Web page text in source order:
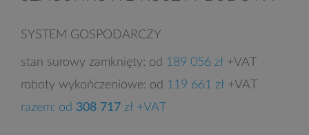
SYSTEM GOSPODARCZY
stan surowy zamknięty: od 189 056 zł +VAT
roboty wykończeniowe: od 119 661 zł +VAT
razem: od 308 717 zł +VAT